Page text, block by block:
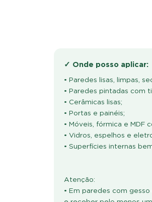
✓ Onde posso aplicar:
• Paredes lisas, limpas,
• Paredes pintadas com
• Cerâmicas lisas;
• Portas e painéis;
• Móveis, fórmica e MDF
• Vidros, espelhos e
• Superfícies internas
Atenção:
• Em paredes com